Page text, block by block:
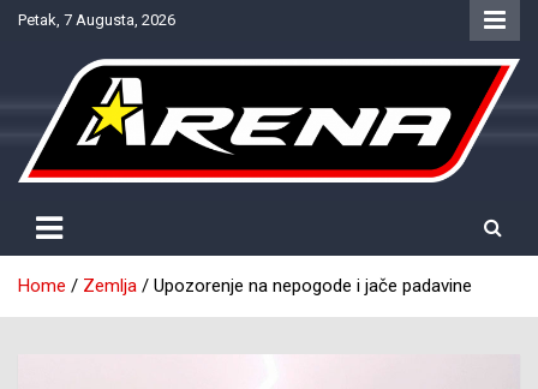
SkipPetak, 7 Augusta, 2026
NTV Arena
Home Zemlja Upozorenje na nepogode i jače padavine